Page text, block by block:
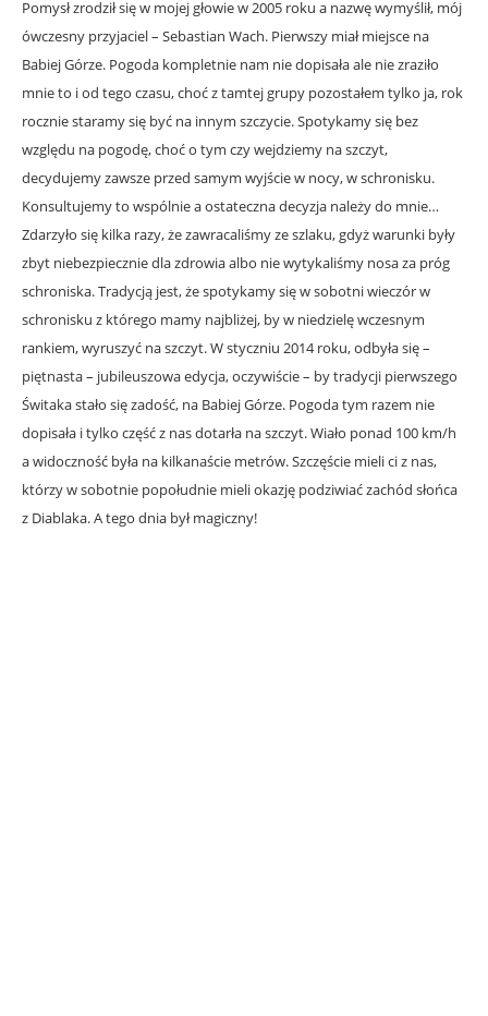
Pomysł zrodził się w mojej głowie w 2005 roku a nazwę wymyślił, mój
ówczesny przyjaciel – Sebastian Wach. Pierwszy miał miejsce na
Babiej Górze. Pogoda kompletnie nam nie dopisała ale nie zraziło
mnie to i od tego czasu, choć z tamtej grupy pozostałem tylko ja, rok
rocznie staramy się być na innym szczycie. Spotykamy się bez
względu na pogodę, choć o tym czy wejdziemy na szczyt,
decydujemy zawsze przed samym wyjście w nocy, w schronisku.
Konsultujemy to wspólnie a ostateczna decyzja należy do mnie…
Zdarzyło się kilka razy, że zawracaliśmy ze szlaku, gdyż warunki były
zbyt niebezpiecznie dla zdrowia albo nie wytykaliśmy nosa za próg
schroniska. Tradycją jest, że spotykamy się w sobotni wieczór w
schronisku z którego mamy najbliżej, by w niedzielę wczesnym
rankiem, wyruszyć na szczyt. W styczniu 2014 roku, odbyła się –
piętnasta – jubileuszowa edycja, oczywiście – by tradycji pierwszego
Świtaka stało się zadość, na Babiej Górze. Pogoda tym razem nie
dopisała i tylko część z nas dotarła na szczyt. Wiało ponad 100 km/h
a widoczność była na kilkanaście metrów. Szczęście mieli ci z nas,
którzy w sobotnie popołudnie mieli okazję podziwiać zachód słońca
z Diablaka. A tego dnia był magiczny!